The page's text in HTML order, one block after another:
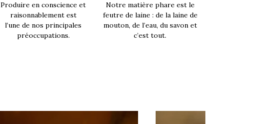
Produire en conscience et
raisonnablement est
l’une de nos principales
préoccupations.
Notre matière phare est le
feutre de laine : de la laine de
mouton, de l’eau, du savon et
c’est tout.